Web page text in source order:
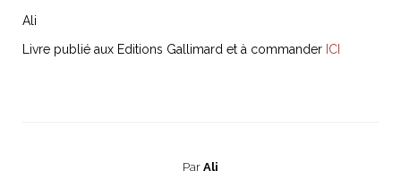
Ali
Livre publié aux Editions Gallimard et à commander ICI
Par Ali